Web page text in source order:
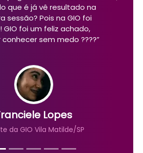
que é já vê resultado na
sessão? Pois na GIO foi
GIO foi um feliz achado,
sem medo ????”
Lopes
da GIO Vila Matilde/SP